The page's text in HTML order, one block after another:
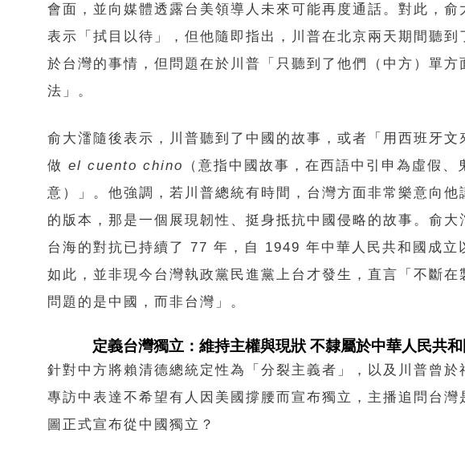
會面，並向媒體透露台美領導人未來可能再度通話。對此，俞
表示「拭目以待」，但他隨即指出，川普在北京兩天期間聽到
於台灣的事情，但問題在於川普「只聽到了他們（中方）單方
法」。
俞大㵢隨後表示，川普聽到了中國的故事，或者「用西班牙文
做el cuento chino
（意指中國故事，在西語中引申為虛假、
意）」。他強調，若川普總統有時間，台灣方面非常樂意向他
的版本，那是一個展現韌性、挺身抵抗中國侵略的故事。俞大
台海的對抗已持續了 77 年，自 1949 年中華人民共和國成立
如此，並非現今台灣執政黨民進黨上台才發生，直言「不斷在
問題的是中國，而非台灣」。
定義台灣獨立：維持主權與現狀 不隸屬於中華人民共
針對中方將賴清德總統定性為「分裂主義者」，以及川普曾於
專訪中表達不希望有人因美國撐腰而宣布獨立，主播追問台灣
圖正式宣布從中國獨立？